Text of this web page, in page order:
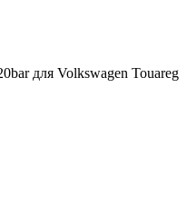
для Volkswagen Touareg